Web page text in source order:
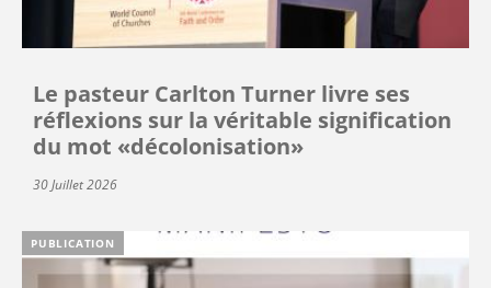
Le pasteur Carlton Turner livre ses
réflexions sur la véritable signification
du mot «décolonisation»
30 Juillet 2026
PUBLICATION